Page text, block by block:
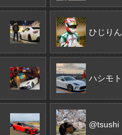
ひじりん
ハシモト
@tsushi